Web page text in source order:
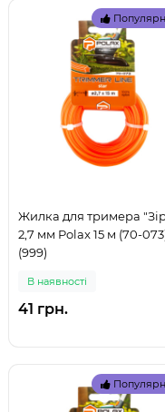
Жилка для тримера
2,7 мм Polax 15 м (70-
(999)
В наявностi
41 грн.